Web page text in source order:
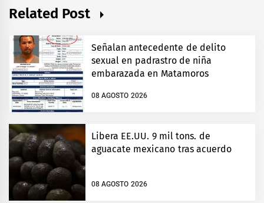
Related Post
Señalan antecedente de delito
sexual en padrastro de niña
embarazada en Matamoros
08 AGOSTO 2026
Libera EE.UU. 9 mil tons. de
aguacate mexicano tras acuerdo
08 AGOSTO 2026